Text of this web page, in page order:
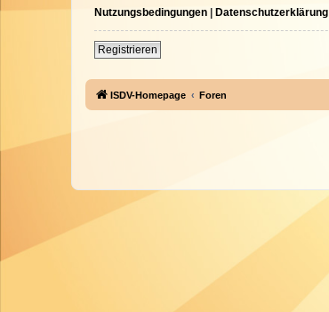
Nutzungsbedingungen | Datenschutzerklärung
Registrieren
ISDV-Homepage Foren